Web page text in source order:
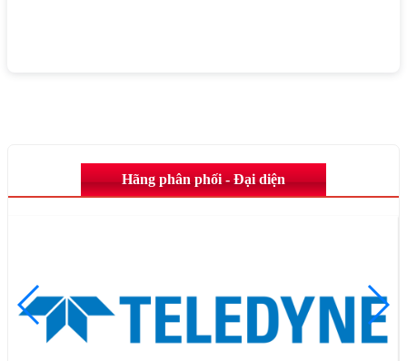
Hãng phân phối - Đại diện